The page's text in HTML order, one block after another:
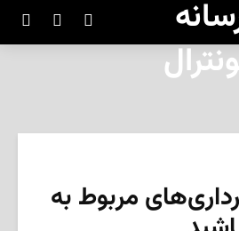
مربوط به